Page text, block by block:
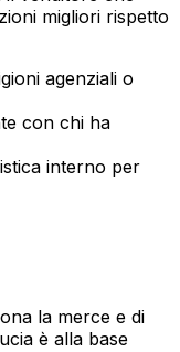
migliori rispetto
agenziali o
con chi ha
interno per
la merce e di
è alla base